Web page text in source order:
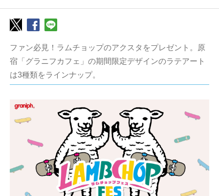
ファン必見！ラムチョップのアクスタをプレゼント。原
宿「グラニフカフェ」の期間限定デザインのラテアート
は3種類をラインナップ。